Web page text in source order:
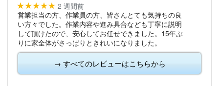
★★★★★ 2 週間前
営業担当の方、作業員の方、皆さんとても気持ちの良
い方々でした。作業内容や進み具合なども丁寧に説明
して頂けたので、安心してお任せできました。15年ぶ
りに家全体がさっぱりときれいになりました。
→ すべてのレビューはこちらから